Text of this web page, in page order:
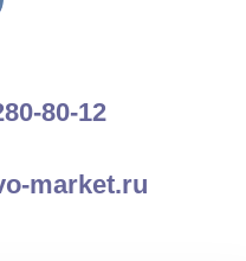
80-12
market.ru